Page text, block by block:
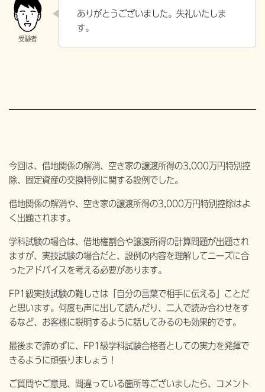
ありがとうございました。失礼いたしま
す。
今回は、借地関係の解消、空き家の譲渡所得の3,000万円特別控
除、固定資産の交換特例に関する設例でした。
借地関係の解消や、空き家の譲渡所得の3,000万円特別控除はよ
く出題されます。
学科試験の場合は、借地権割合や譲渡所得の計算問題が出題され
ますが、実技試験の場合だと、設例の内容を理解してニーズに合
ったアドバイスを考える必要があります。
FP1級実技試験の難しさは「自分の言葉で相手に伝える」ことだ
と思います。何度も声に出して読んだり、二人で読み合わせをす
るなど、お客様に説明するように話してみるのも効果的です。
最後まで諦めずに、FP1級学科試験合格者としての実力を発揮で
きるように頑張りましょう！
ご質問やご意見、間違っている箇所等ございましたら、コメント